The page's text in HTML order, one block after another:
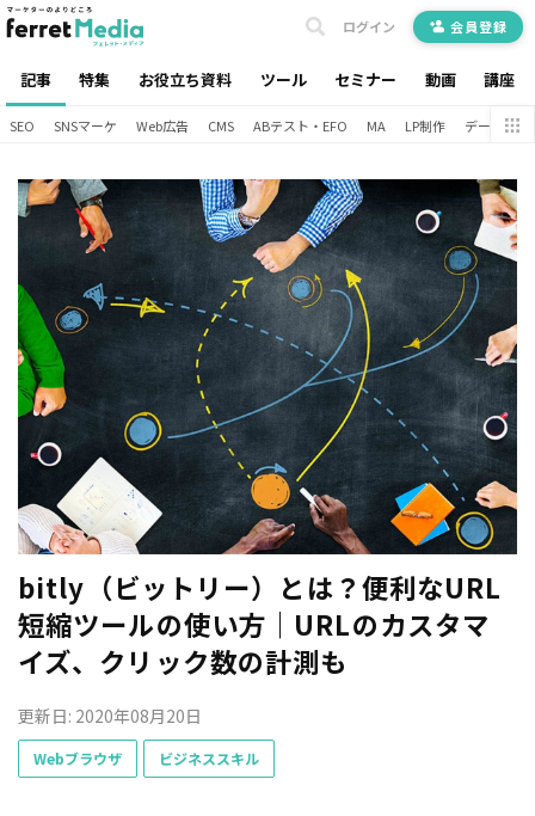
記事 特集 お役立ち資料 ツール セミナー 動画 講座
ログイン 会員登録
SEO SNSマーケ Web広告 CMS ABテスト・EFO MA LP制作 データ分析
bitly（ビットリー）とは？便利なURL
短縮ツールの使い方｜URLのカスタマ
イズ、クリック数の計測も
更新日: 2020年08月20日
Webブラウザ ビジネススキル